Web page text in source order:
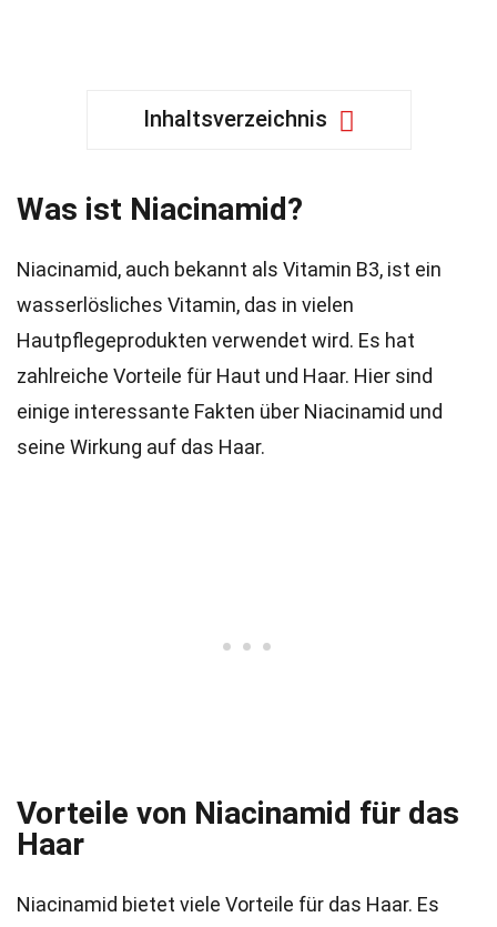
Inhaltsverzeichnis
Was ist Niacinamid?
Niacinamid, auch bekannt als Vitamin B3, ist ein
wasserlösliches Vitamin, das in vielen
Hautpflegeprodukten verwendet wird. Es hat
zahlreiche Vorteile für Haut und Haar. Hier sind
einige interessante Fakten über Niacinamid und
seine Wirkung auf das Haar.
Vorteile von Niacinamid für das
Haar
Niacinamid bietet viele Vorteile für das Haar. Es